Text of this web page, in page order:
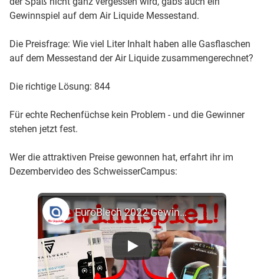
Gewinnspiel auf dem Air Liquide Messestand.
Die Preisfrage: Wie viel Liter Inhalt haben alle Gasflaschen
auf dem Messestand der Air Liquide zusammengerechnet?
Die richtige Lösung: 844
Für echte Rechenfüchse kein Problem - und die Gewinner
stehen jetzt fest.
Wer die attraktiven Preise gewonnen hat, erfahrt ihr im
Dezembervideo des SchweisserCampus:
EuroBlech 2022 Gewinnspiel! Stahlwerk Schweißgerät und Optrel Automatikhelm